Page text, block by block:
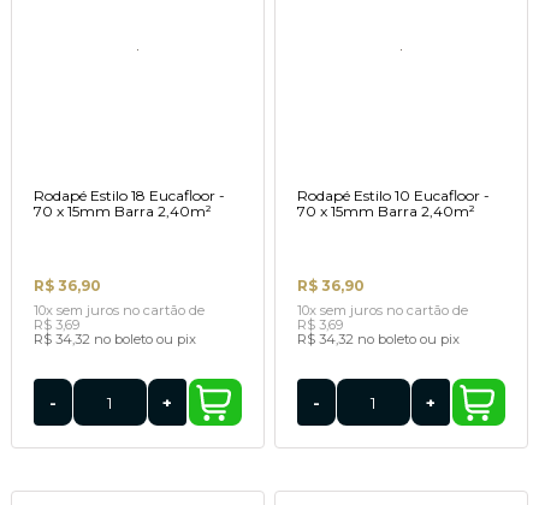
Rodapé Estilo 18 Eucafloor -
70 x 15mm Barra 2,40m²
R$ 36,90
10x sem juros no cartãode
R$ 3,69
R$ 34,32 no boleto ou pix
- +
Rodapé Estilo 10 Eucafloor -
70 x 15mm Barra 2,40m²
R$ 36,90
10x sem juros no cartão de
R$ 3,69
R$ 34,32 no boleto ou pix
- +